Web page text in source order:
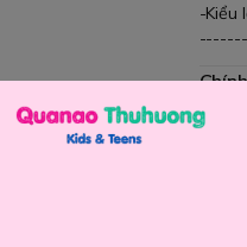
-Kiểu